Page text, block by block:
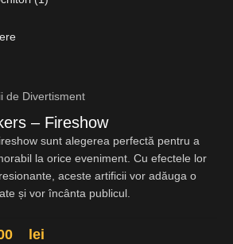
a mări
de Divertisment
– Fireshow
sunt alegerea perfectă pentru a
la orice eveniment. Cu efectele lor
aceste artificii vor adăuga o
și vor încânta publicul.
lei